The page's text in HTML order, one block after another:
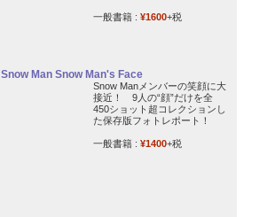
一般書籍 : ¥1600+税
Snow Man Snow Man's Face
Snow Manメンバーの笑顔に大
接近！ 9人の“顔”だけを全
450ショット超コレクションし
た保存版フォトレポート！
一般書籍 : ¥1400+税